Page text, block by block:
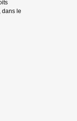
dans le